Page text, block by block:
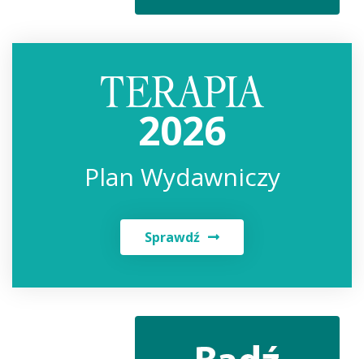
2026
Plan Wydawniczy
Sprawdź